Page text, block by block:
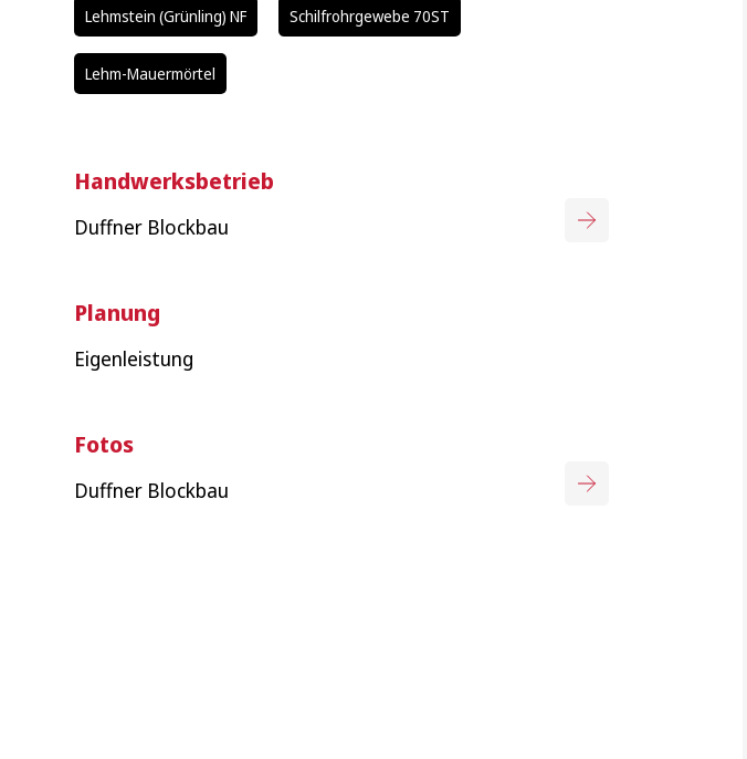
Lehmstein (Grünling) NF Schilfrohrgewebe 70ST
Lehm-Mauermörtel
Handwerksbetrieb
Duffner Blockbau
Planung
Eigenleistung
Fotos
Duffner Blockbau